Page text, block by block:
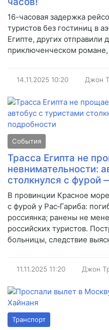
16-часовая задержка
туристов без гостиниц в
Египте, других отправили
приключенческом
14.11.2025 10:20 Джон
События
Трасса Египта не
невнимательности:
столкнулся с фурой
В провинции Красное
с фурой у Рас‑Гариба:
россиянка; ранены не
российских туристов.
больницы, следствие
11.11.2025 11:20 Джон
Транспорт